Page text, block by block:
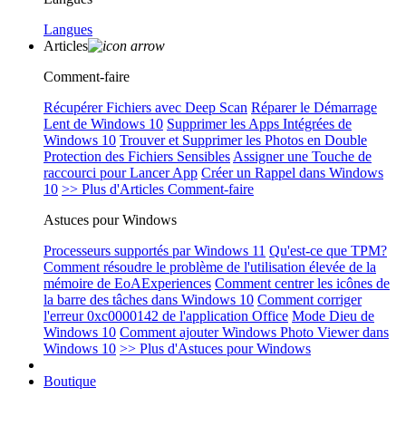
Langues
Articles
Comment-faire
Récupérer Fichiers avec Deep Scan Réparer le Démarrage
Lent de Windows 10 Supprimer les Apps Intégrées de
Windows 10 Trouver et Supprimer les Photos en Double
Protection des Fichiers Sensibles Assigner une Touche de
raccourci pour Lancer App Créer un Rappel dans Windows
10 >> Plus d'Articles Comment-faire
Astuces pour Windows
Processeurs supportés par Windows 11 Qu'est-ce que TPM?
Comment résoudre le problème de l'utilisation élevée de la
mémoire de EoAExperiences Comment centrer les icônes de
la barre des tâches dans Windows 10 Comment corriger
l'erreur 0xc0000142 de l'application Office Mode Dieu de
Windows 10 Comment ajouter Windows Photo Viewer dans
Windows 10 >> Plus d'Astuces pour Windows
Boutique